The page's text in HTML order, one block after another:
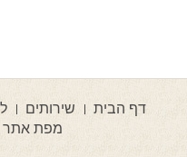
דף הבית שירותים
מפת אתר